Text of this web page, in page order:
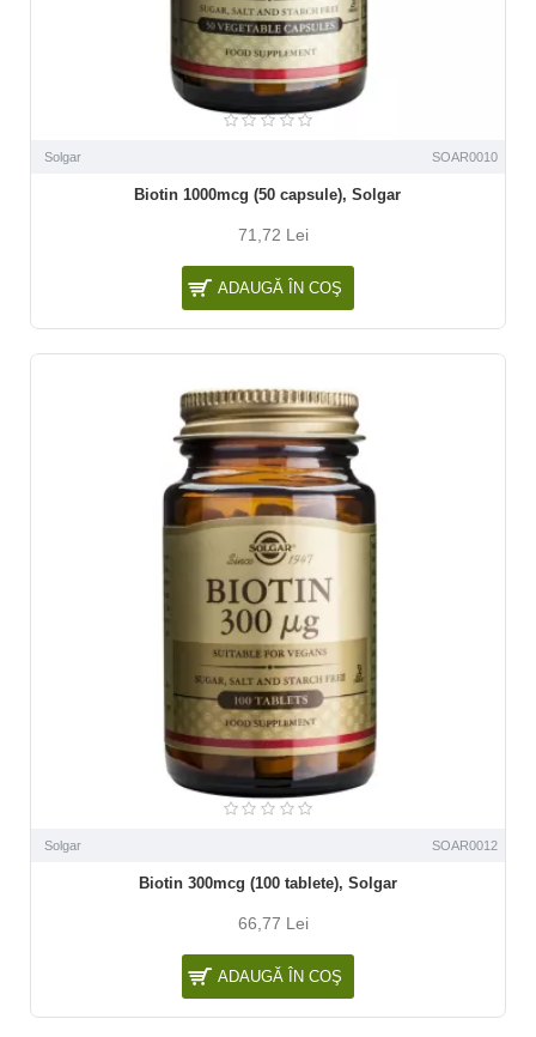
Solgar SOAR0010
Biotin 1000mcg (50 capsule), Solgar
71,72 Lei
ADAUGĂ ÎN COŞ
Solgar SOAR0012
Biotin 300mcg (100 tablete), Solgar
66,77 Lei
ADAUGĂ ÎN COŞ